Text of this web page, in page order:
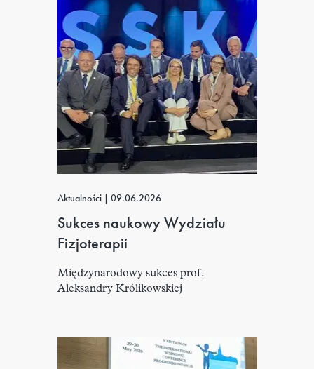
Aktualności | 09.06.2026
Sukces naukowy Wydziału
Fizjoterapii
Międzynarodowy sukces prof.
Aleksandry Królikowskiej